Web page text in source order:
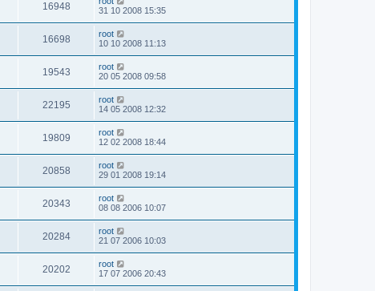
16948
31 10 2008 15:35
16698
root
10 10 2008 11:13
19543
root
20 05 2008 09:58
22195
root
14 05 2008 12:32
19809
root
12 02 2008 18:44
20858
root
29 01 2008 19:14
20343
root
08 08 2006 10:07
20284
root
21 07 2006 10:03
20202
root
17 07 2006 20:43